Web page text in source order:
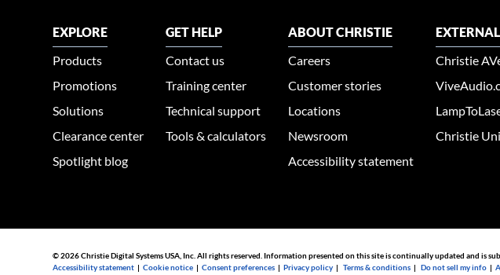
EXPLORE
Products
Promotions
Solutions
Clearance center
Spotlight blog
GET HELP
Contact us
Training center
Technical support
Tools & calculators
ABOUT CHRISTIE
Careers
Customer stories
Locations
Newsroom
Accessibility statement
Christie
Christie
© 2026 Christie Digital Systems USA, Inc. All rights reserved. Information presented on this site is continually updated and is
Accessibility statement |Cookie notice |Consent preferences |Privacy policy |Terms & conditions |Do not sell my info |